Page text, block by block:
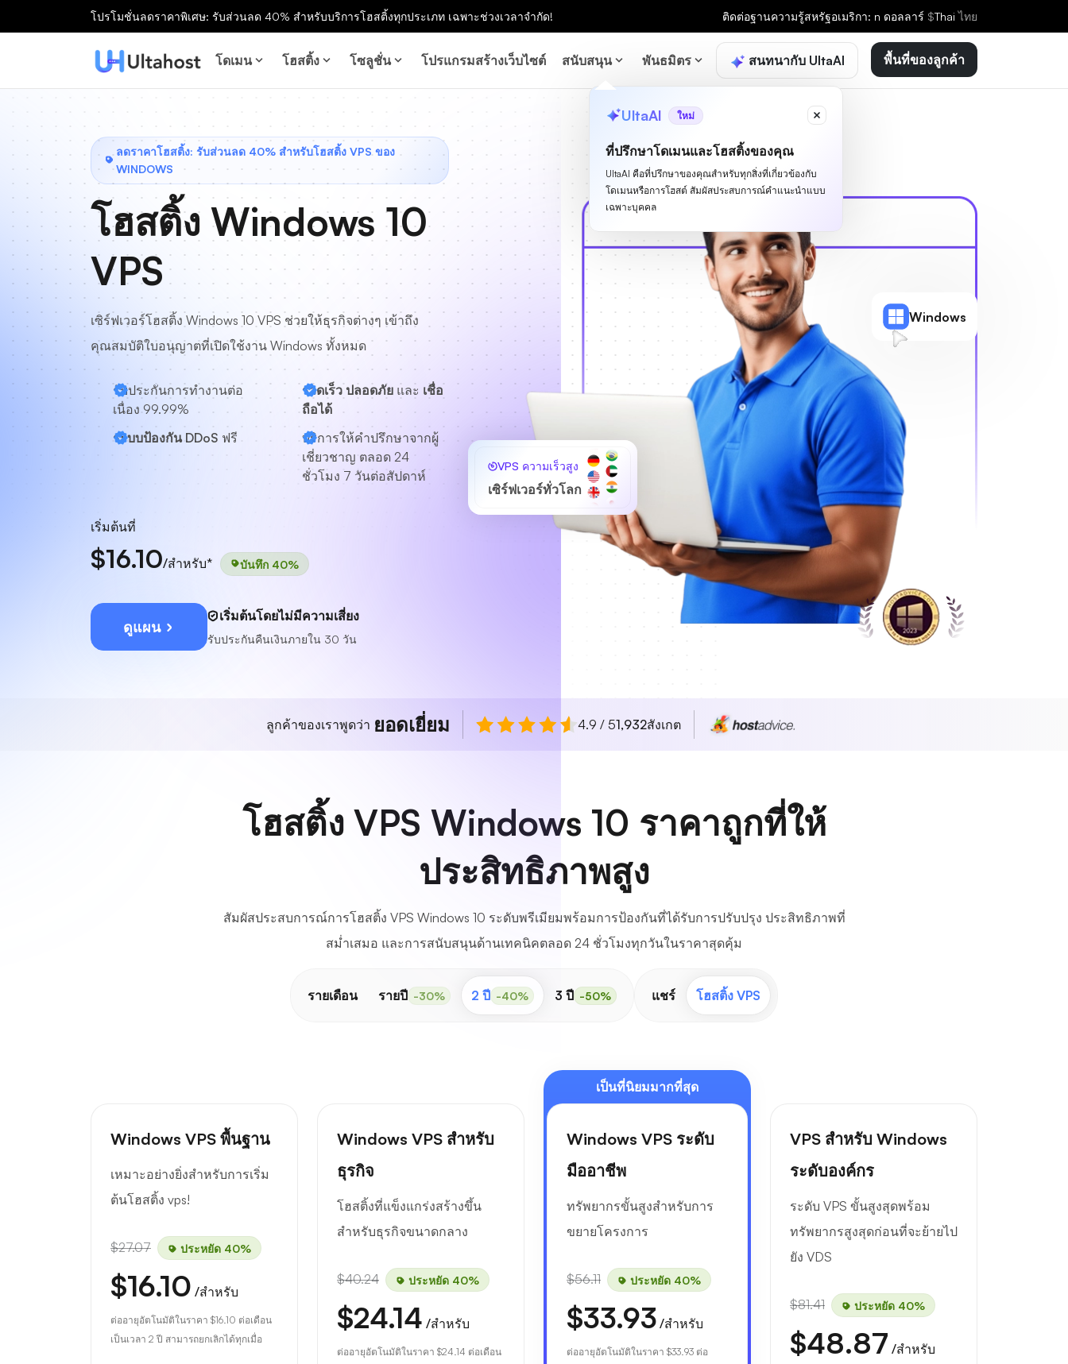
โปรโมชั่นลดราคาพิเศษ: รับส่วนลด 40% สำหรับบริการโฮสติ้งทุกประเภท เฉพาะช่วงเวลาจำกัด! ติดต่อฐานความรู้สหรัฐอเมริกา: n ดอลลาร์ $Thaiไทย
โดเมน โฮสติ้ง โซลูชั่น โปรแกรมสร้างเว็บไซต์ สนับสนุน พันธมิตร สนทนากับ UltaAI
UltaAI ใหม่
ที่ปรึกษาโดเมนและโฮสติ้งของคุณ
UltaAI คือที่ปรึกษาของคุณสำหรับทุกสิ่งที่เกี่ยวข้องกับ
โดเมนหรือการโฮสต์ สัมผัสประสบการณ์คำแนะนำแบบ
เฉพาะบุคคล
พื้นที่ของลูกค้า
ลดราคาโฮสติ้ง: รับส่วนลด 40% สำหรับโฮสติ้ง VPS ของ
WINDOWS
โฮสติ้ง Windows 10
VPS
เซิร์ฟเวอร์โฮสติ้ง Windows 10 VPS ช่วยให้ธุรกิจต่างๆ เข้าถึง
คุณสมบัติใบอนุญาตที่เปิดใช้งาน Windows ทั้งหมด
รับประกันการทำงานต่อ
เนื่อง 99.99%
รวดเร็ว ปลอดภัยและ เชื่อ
ถือได้
ระบบป้องกัน DDoS ฟรี
บริการให้คำปรึกษาจากผู้
เชี่ยวชาญ ตลอด 24
ชั่วโมง 7 วันต่อสัปดาห์
เริ่มต้นที่
$16.10/สำหรับ* บันทึก 40%
ดูแผน
เริ่มต้นโดยไม่มีความเสี่ยง
รับประกันคืนเงินภายใน 30 วัน
Windows
VPS ความเร็วสูง
เซิร์ฟเวอร์ทั่วโลก
ลูกค้าของเราพูดว่า ยอดเยี่ยม 4.9 / 51,932สังเกต
โฮสติ้ง VPS Windows 10 ราคาถูกที่ให้
ประสิทธิภาพสูง
สัมผัสประสบการณ์การโฮสติ้ง VPS Windows 10 ระดับพรีเมียมพร้อมการป้องกันที่ได้รับการปรับปรุง ประสิทธิภาพที่
สม่ำเสมอ และการสนับสนุนด้านเทคนิคตลอด 24 ชั่วโมงทุกวันในราคาสุดคุ้ม
รายเดือน รายปี -30% 2 ปี -40% 3 ปี -50% แชร์ โฮสติ้ง VPS
Windows VPS พื้นฐาน
เหมาะอย่างยิ่งสำหรับการเริ่ม
ต้นโฮสติ้ง vps!
$27.07 ประหยัด 40%
$16.10 /สำหรับ
ต่ออายุอัตโนมัติในราคา $16.10 ต่อเดือน
เป็นเวลา 2 ปี สามารถยกเลิกได้ทุกเมื่อ
Windows VPS สำหรับ
ธุรกิจ
โฮสติ้งที่แข็งแกร่งสร้างขึ้น
สำหรับธุรกิจขนาดกลาง
$40.24 ประหยัด 40%
$24.14 /สำหรับ
ต่ออายุอัตโนมัติในราคา $24.14 ต่อเดือน
เป็นที่นิยมมากที่สุด
Windows VPS ระดับ
มืออาชีพ
ทรัพยากรขั้นสูงสำหรับการ
ขยายโครงการ
$56.11 ประหยัด 40%
$33.93 /สำหรับ
ต่ออายุอัตโนมัติในราคา $33.93 ต่อ
VPS สำหรับ Windows
ระดับองค์กร
ระดับ VPS ขั้นสูงสุดพร้อม
ทรัพยากรสูงสุดก่อนที่จะย้ายไป
ยัง VDS
$81.41 ประหยัด 40%
$48.87 /สำหรับ